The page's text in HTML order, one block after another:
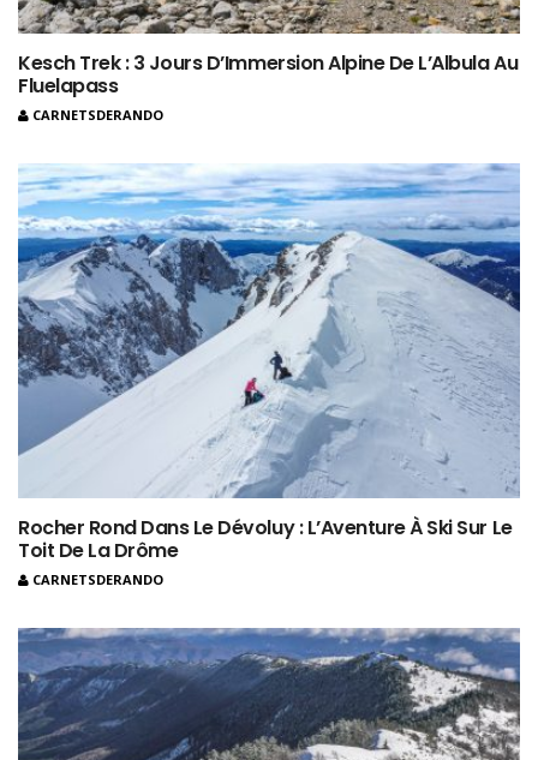
Kesch Trek : 3 Jours D’Immersion Alpine De L’Albula Au
Fluelapass
CARNETSDERANDO
Rocher Rond Dans Le Dévoluy : L’Aventure À Ski Sur Le
Toit De La Drôme
CARNETSDERANDO